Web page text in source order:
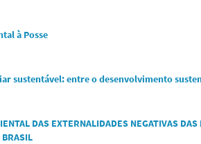
à Posse
sustentável: entre o desenvolvimento
DAS EXTERNALIDADES NEGATIVAS
BRASIL